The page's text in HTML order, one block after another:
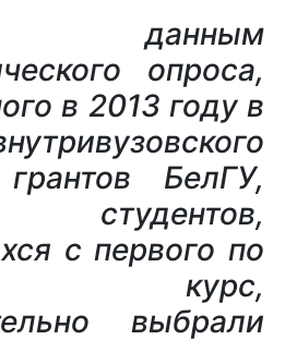
опроса,
в 2013 году в
БелГУ,
с первого по
курс,
выбрали